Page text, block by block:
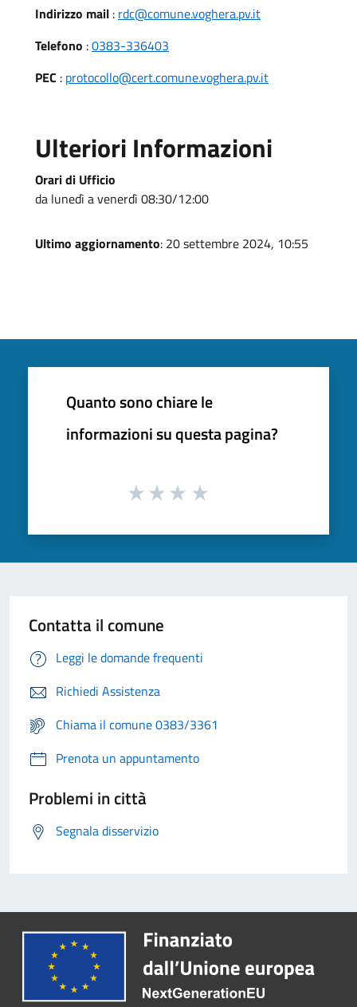
Indirizzo mail : rdc@comune.voghera.pv.it
Telefono :0383-336403
PEC : protocollo@cert.comune.voghera.pv.it
Ulteriori Informazioni
Orari di Ufficio
da lunedì a venerdì 08:30/12:00
Ultimo aggiornamento: 20 settembre 2024, 10:55
Quanto sono chiare le
informazioni su questa pagina?
Contatta il comune
Leggi le domande frequenti
Richiedi Assistenza
Chiama il comune 0383/3361
Prenota un appuntamento
Problemi in città
Segnala disservizio